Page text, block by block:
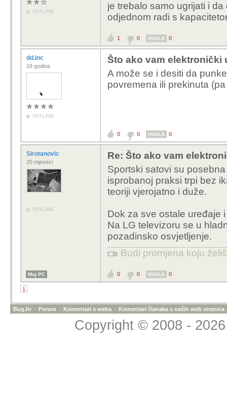
OFFLINE
je trebalo samo ugrijati i
odjednom radi s
1 0 HVALA 0
dd.inc
18 godina
OFFLINE
Što ako vam elektronički
A može se i desiti da
povremena ili prekinuta
0 0 HVALA 0
Sirotanovic
20 mjeseci
OFFLINE
Re: Što ako vam
Sportski satovi su
isprobanoj praksi trpi bez
teoriji vjerojatno i duže.
Dok za sve ostale uređaje
Na LG televizoru se u
pozadinsko osvjetljenje.
Budi promjena koju
Moj PC 0 0 HVALA 0
1
Bug.hr » Forum » Komentari s weba » Komentari članaka s naših web stranica
Copyright © 2008 -